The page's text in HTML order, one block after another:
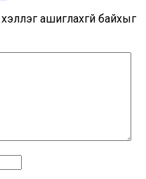
ашиглахгүй байхыг